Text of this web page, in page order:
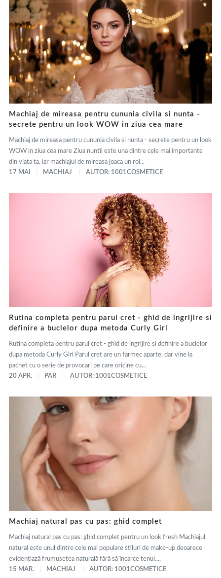
Machiaj de mireasa pentru cununia civila si nunta -
secrete pentru un look WOW in ziua cea mare
Machiaj de mireasa pentru cununia civila si nunta - secrete pentru un look
WOW in ziua cea mare Ziua nuntii este una dintre cele mai importante
din viata ta, iar machiajul de mireasa joaca un rol...
17 MAI
MACHIAJ AUTOR: 1001COSMETICE
Rutina completa pentru parul cret - ghid de ingrijire si
definire a buclelor dupa metoda Curly Girl
Rutina completa pentru parul cret - ghid de ingrijire si definire a buclelor
dupa metoda Curly Girl Parul cret are un farmec aparte, dar vine la
pachet cu o serie de provocari pe care oricine cu...
20 APR.
PAR AUTOR: 1001COSMETICE
Machiaj natural pas cu pas: ghid complet
Machiaj natural pas cu pas: ghid complet pentru un look fresh Machiajul
natural este unul dintre cele mai populare stiluri de make-up deoarece
evidențiază frumusețea naturală fără să încarce tenul....
15 MAR.
MACHIAJ AUTOR: 1001COSMETICE